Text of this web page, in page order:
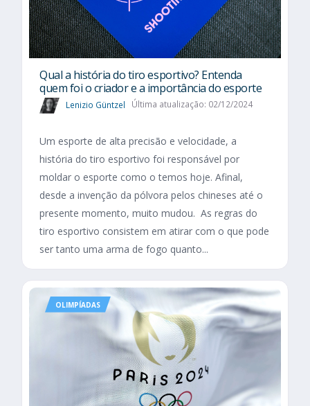
Qual a história do tiro esportivo? Entenda
quem foi o criador e a importância do esporte
Lenizio Güntzel Última atualização: 02/12/2024
Um esporte de alta precisão e velocidade, a
história do tiro esportivo foi responsável por
moldar o esporte como o temos hoje. Afinal,
desde a invenção da pólvora pelos chineses até o
presente momento, muito mudou. As regras do
tiro esportivo consistem em atirar com o que pode
ser tanto uma arma de fogo quanto...
OLIMPÍADAS